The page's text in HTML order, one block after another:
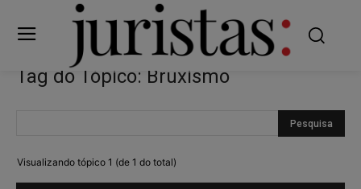
Tag do Tópico: Bruxismo
Visualizando tópico 1 (de 1 do total)